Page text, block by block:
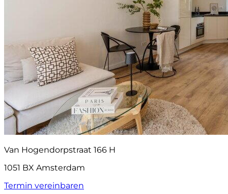
Van Hogendorpstraat 166 H
1051 BX Amsterdam
Termin vereinbaren